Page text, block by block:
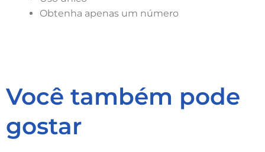
Obtenha apenas um número
Você também pode
gostar